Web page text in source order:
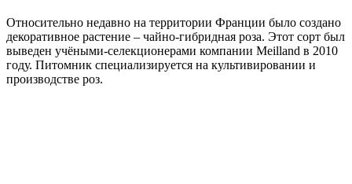
Относительно недавно на территории Франции было создано
декоративное растение – чайно-гибридная роза. Этот сорт был
выведен учёными-селекционерами компании Meilland в 2010
году. Питомник специализируется на культивировании и
производстве роз.